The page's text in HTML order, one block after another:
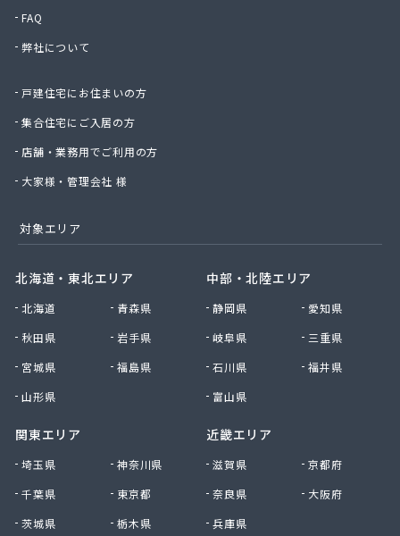
太陽ガス株式会社
大幸プロパン株式会社
大鵬ホーム産業株式会社
大牟田ガスエネルギー株式会社玉名営業所
大和プロパン
第一マルヰガス株式会社
中曽根プロパン店
天明プロパン工業
東部プロパン
藤木プロパン燃料店
内山商店株式会社
南九州マルヰ株式会社 進栄ガス営業所
南九州マルヰ株式会社 人吉営業所
南九州マルヰ株式会社 人吉営業所
南国殖産株式会社 熊本支店ガス課
NXエネルギー九州株式会社 雲雀丘出張所
FAQ
弊社について
戸建住宅にお住まいの方
集合住宅にご入居の方
店舗・業務用でご利用の方
大家様・管理会社 様
対象エリア
北海道・東北エリア
北海道
青森県
秋田県
岩手県
宮城県
福島県
山形県
関東エリア
埼玉県
神奈川県
千葉県
東京都
茨城県
栃木県
中部・北陸エリア
静岡県
愛知県
岐阜県
三重県
石川県
福井県
富山県
近畿エリア
滋賀県
京都府
奈良県
大阪府
兵庫県